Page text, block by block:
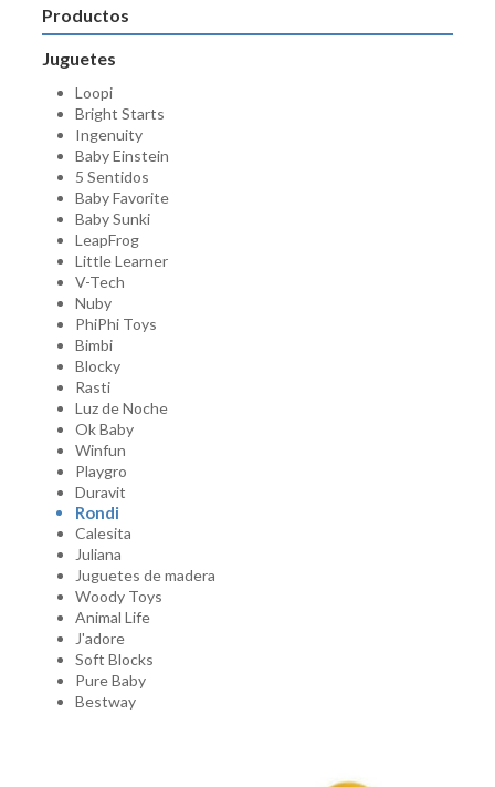
Productos
Juguetes
Loopi
Bright Starts
Ingenuity
Baby Einstein
5 Sentidos
Baby Favorite
Baby Sunki
LeapFrog
Little Learner
V-Tech
Nuby
PhiPhi Toys
Bimbi
Blocky
Rasti
Luz de Noche
Ok Baby
Winfun
Playgro
Duravit
Rondi
Calesita
Juliana
Juguetes de madera
Woody Toys
Animal Life
J'adore
Soft Blocks
Pure Baby
Bestway